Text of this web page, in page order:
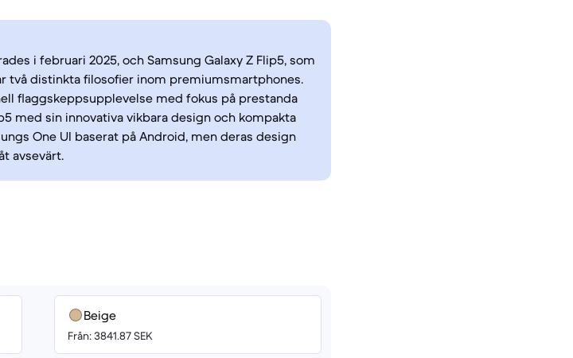
i februari 2025, och Samsung Galaxy Z Flip5, som
två distinkta filosofier inom premiumsmartphones.
flaggskeppsupplevelse med fokus på prestanda
med sin innovativa vikbara design och kompakta
One UI baserat på Android, men deras design
avsevärt.
Beige
Från: 3841.87 SEK